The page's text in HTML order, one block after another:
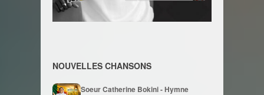
NOUVELLES CHANSONS
Soeur Catherine Bokini - Hymne